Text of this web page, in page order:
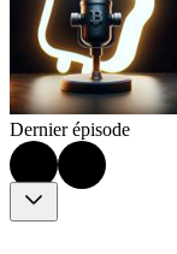
Dernier épisode